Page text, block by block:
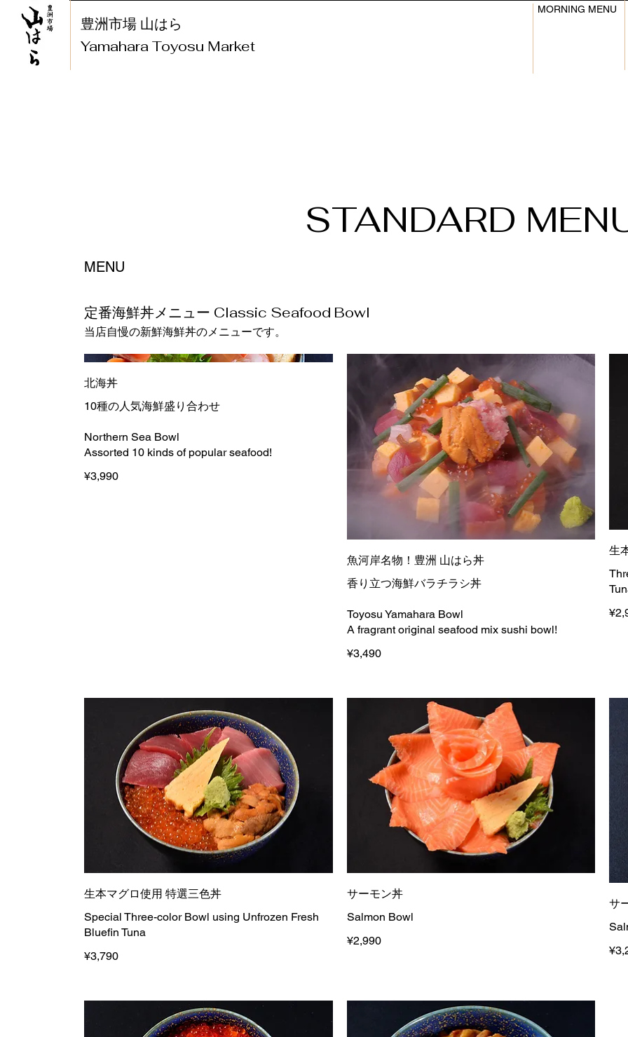
豊洲市場 山はら
​Yamahara Toyosu Market
MORNING MENU
STANDARD
MENU
定番海鮮丼メニュー Classic Seafood Bowl
当店自慢の新鮮海鮮丼のメニューです。
北海丼
10種の人気海鮮盛り合わせ
Northern Sea Bowl
Assorted 10 kinds of popular seafood!
¥3,990
魚河岸名物！豊洲 山はら丼
香り立つ海鮮バラチラシ丼
Toyosu Yamahara Bowl
A fragrant original seafood mix sushi bowl!
¥3,490
生
生本マグロ使用 特選三色丼
Special Three-color Bowl using Unfrozen Fresh
Bluefin Tuna
¥3,790
サーモン丼
Salmon Bowl
¥2,990
サ